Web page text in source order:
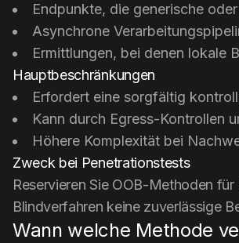
Endpunkte, die generische
Asynchrone
Ermittlungen, bei denen lokale
Hauptbeschränkungen
Erfordert eine sorgfältig
Kann durch Egress-Kontrollen
Höhere Komplexität bei
Zweck bei Penetrationstests
Reservieren Sie OOB-Methoden
Blindverfahren keine zuverlässige
Wann welche Methode